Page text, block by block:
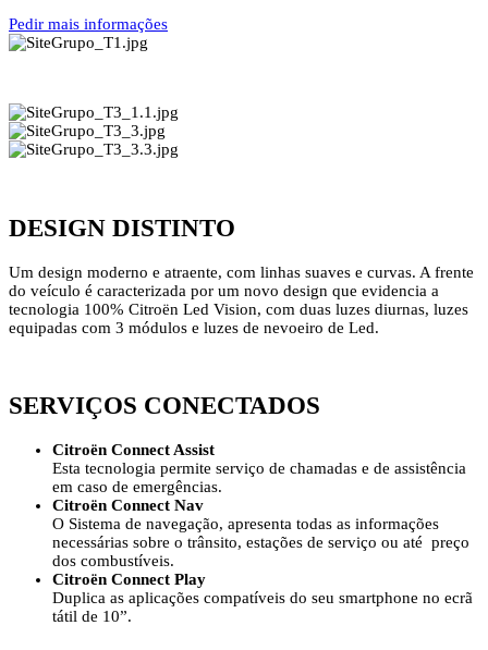
Pedir mais informações
DESIGN DISTINTO
Um design moderno e atraente, com linhas suaves e curvas. A frente
do veículo é caracterizada por um novo design que evidencia a
tecnologia 100% Citroën Led Vision, com duas luzes diurnas, luzes
equipadas com 3 módulos e luzes de nevoeiro de Led.
SERVIÇOS CONECTADOS
Citroën Connect Assist
Esta tecnologia permite serviço de chamadas e de assistência
em caso de emergências.
Citroën Connect Nav
O Sistema de navegação, apresenta todas as informações
necessárias sobre o trânsito, estações de serviço ou até preço
dos combustíveis.
Citroën Connect Play
Duplica as aplicações compatíveis do seu smartphone no ecrã
tátil de 10”.